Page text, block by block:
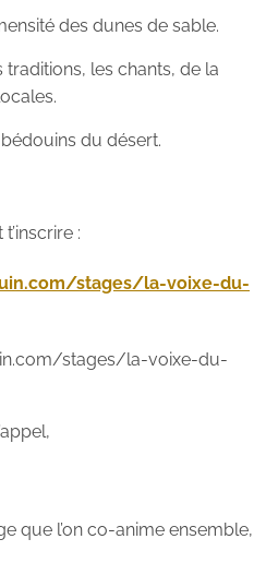
des dunes de sable.
les chants, de la
du désert.
:
stages/la-voixe-du-
stages/la-voixe-du-
que l’on co-anime ensemble,